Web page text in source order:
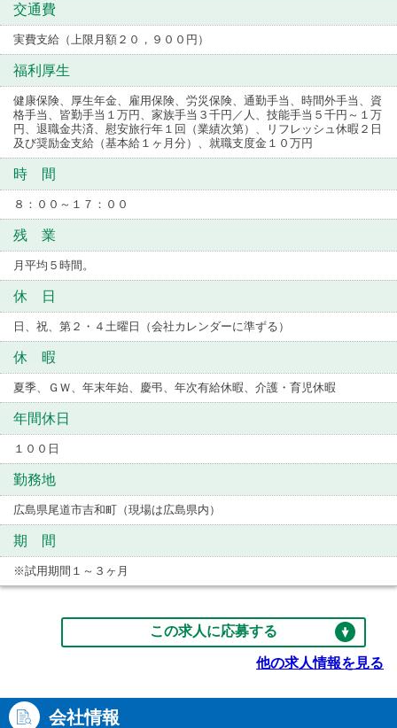
交通費
実費支給（上限月額２０，９００円）
福利厚生
健康保険、厚生年金、雇用保険、労災保険、通勤手当、時間外手当、資
格手当、皆勤手当１万円、家族手当３千円／人、技能手当５千円～１万
円、退職金共済、慰安旅行年１回（業績次第）、リフレッシュ休暇２日
及び奨励金支給（基本給１ヶ月分）、就職支度金１０万円
時 間
８：００～１７：００
残 業
月平均５時間。
休 日
日、祝、第２・４土曜日（会社カレンダーに準ずる）
休 暇
夏季、ＧＷ、年末年始、慶弔、年次有給休暇、介護・育児休暇
年間休日
１００日
勤務地
広島県尾道市吉和町（現場は広島県内）
期 間
※試用期間１～３ヶ月
この求人に応募する
他の求人情報を見る
会社情報